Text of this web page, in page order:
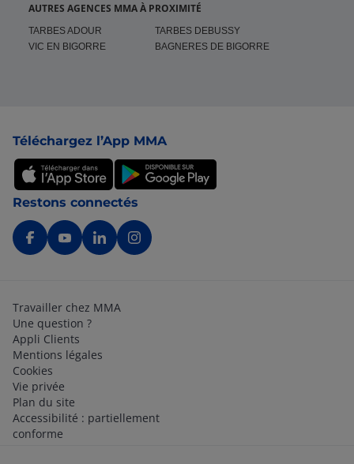
AUTRES AGENCES MMA À PROXIMITÉ
TARBES ADOUR
TARBES DEBUSSY
VIC EN BIGORRE
BAGNERES DE BIGORRE
Téléchargez l’App MMA
Restons connectés
Travailler chez MMA
Une question ?
Appli Clients
Mentions légales
Cookies
Vie privée
Plan du site
Accessibilité : partiellement
conforme